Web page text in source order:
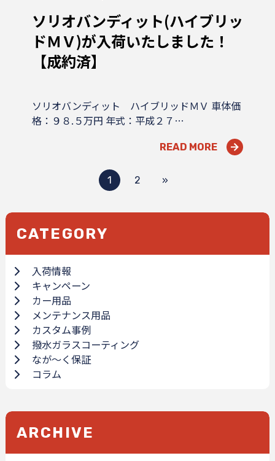
ソリオバンディット(ハイブリッ
ドＭＶ)が入荷いたしました！
【成約済】
ソリオバンディット ハイブリッドＭＶ 車体価
格：９８.５万円 年式：平成２７…
READ MORE
1 2 »
CATEGORY
入荷情報
キャンペーン
カー用品
メンテナンス用品
カスタム事例
撥水ガラスコーティング
なが～く保証
コラム
ARCHIVE